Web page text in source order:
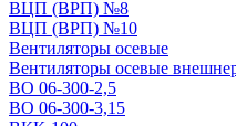
ВЦП (ВРП) №8
ВЦП (ВРП) №10
Вентиляторы осевые
Вентиляторы осевые
ВО 06-300-2,5
ВО 06-300-3,15